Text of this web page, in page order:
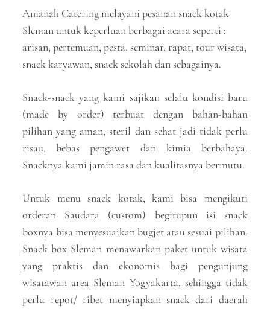
Amanah Catering melayani pesanan snack kotak
Sleman untuk keperluan berbagai acara seperti :
arisan, pertemuan, pesta, seminar, rapat, tour wisata,
snack karyawan, snack sekolah dan sebagainya.
Snack-snack yang kami sajikan selalu kondisi baru
(made by order) terbuat dengan bahan-bahan
pilihan yang aman, steril dan sehat jadi tidak perlu
risau, bebas pengawet dan kimia berbahaya.
Snacknya kami jamin rasa dan kualitasnya bermutu.
Untuk menu snack kotak, kami bisa mengikuti
orderan Saudara (custom) begitupun isi snack
boxnya bisa menyesuaikan bugjet atau sesuai pilihan.
Snack box Sleman menawarkan paket untuk wisata
yang praktis dan ekonomis bagi pengunjung
wisatawan area Sleman Yogyakarta, sehingga tidak
perlu repot/ ribet menyiapkan snack dari daerah